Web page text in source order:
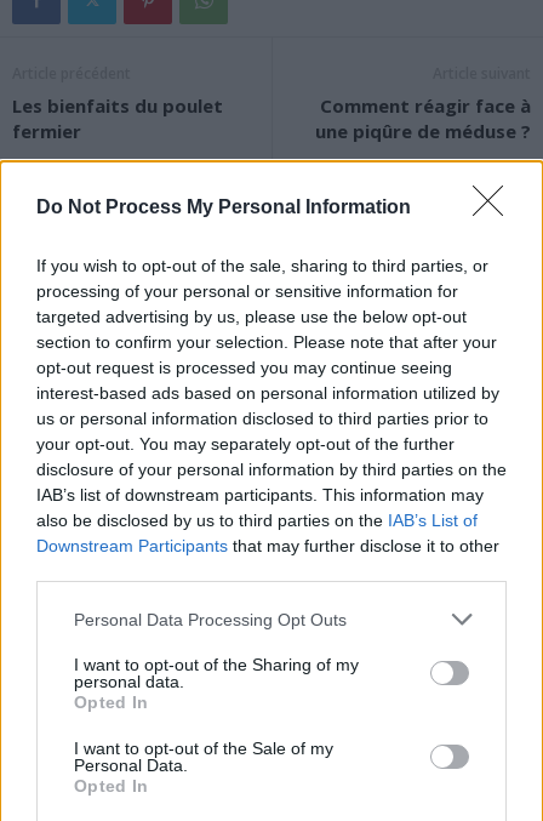
Do Not Process My Personal Information
If you wish to opt-out of the sale, sharing to third parties, or
processing of your personal or sensitive information for
targeted advertising by us, please use the below opt-out
section to confirm your selection. Please note that after your
opt-out request is processed you may continue seeing
interest-based ads based on personal information utilized by
us or personal information disclosed to third parties prior to
your opt-out. You may separately opt-out of the further
disclosure of your personal information by third parties on the
IAB’s list of downstream participants. This information may
also be disclosed by us to third parties on the IAB’s List of
Downstream Participants that may further disclose it to other
Personal Data Processing Opt Outs
I want to opt-out of the Sharing of my
personal data.
Opted In
I want to opt-out of the Sale of my
Personal Data.
Opted In
Les bienfaits du poulet
fermier
Comment réagir face à
une piqûre de méduse ?
News Santé
ARTICLES CONNEXES PLUS DE L'AUTEUR
Santé
essentiels des
cardiologues pour
Santé
attention à la pénurie de
lunettes de sécurité
Santé
révolutionnaire pour
combattre le cancer
Populaires